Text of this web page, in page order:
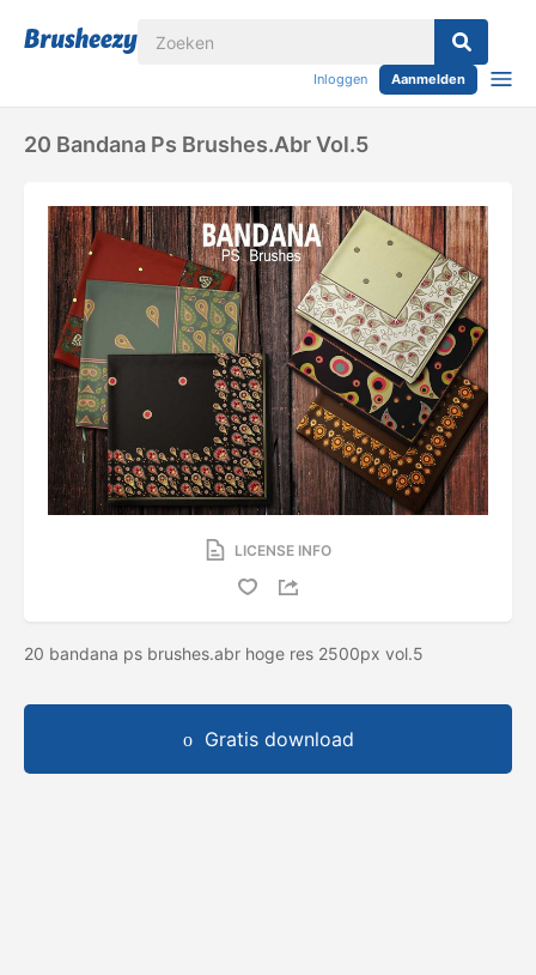
Inloggen Aanmelden
20 Bandana Ps Brushes.abr Vol.5
LICENSE INFO
20 bandana ps brushes.abr hoge res 2500px vol.5
Gratis download